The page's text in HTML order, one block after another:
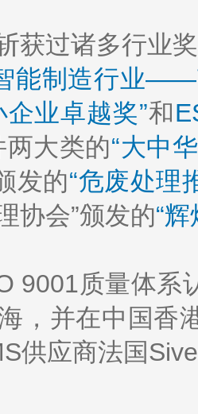
过诸多行业奖
能制造行业——
企业卓越奖”和
大类的“大中
发的“危废处理
协会”颁发的“
质量体系
，并在中国香
供应商法国